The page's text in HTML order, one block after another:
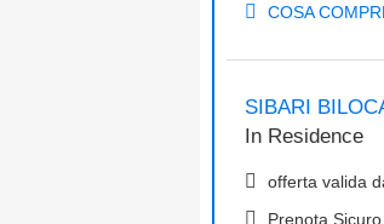
COSA
SIBARI
In Residence
offerta valida
Prenota Sicuro